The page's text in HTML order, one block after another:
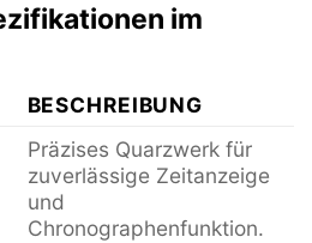
im
BESCHREIBUNG
Präzises Quarzwerk für
zuverlässige Zeitanzeige
und
Chronographenfunktion.